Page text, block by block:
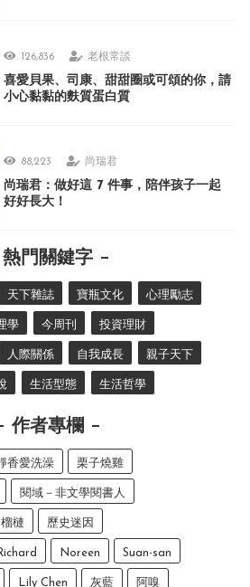
126,836 老根常談
喜愛貝果、司康、甜甜圈或可頌的你，請
小心黏黏的麩質蛋白質
88,223 尚瑞君
尚瑞君：做好這 7 件事，陪伴孩子一起
好好長大！
熱門關鍵字
天下雜誌 寶瓶文化 心理勵志
學 今周刊 投資理財
人際關係 自我成長 親子天下
生活型態 生活哲學
作者專欄
香愛洗澡 栗子燒雞
閱域－非文學閱書人
榴槤 歷史迷因
Noreen Suan-san
Lily Chen 灰藍 阿嗅